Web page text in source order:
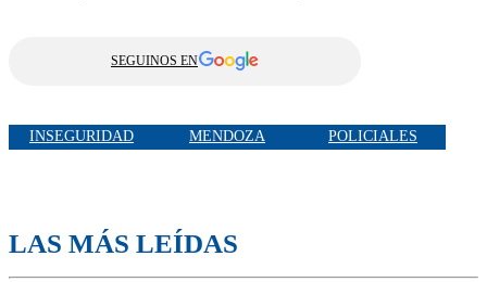
SEGUINOS EN
INSEGURIDAD MENDOZA POLICIALES
LAS MÁS LEÍDAS